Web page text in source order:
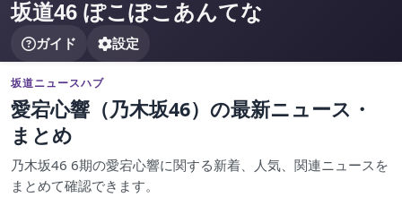
坂道46 ぽこぽこあんてな
ガイド 設定
坂道ニュースハブ
愛宕心響（乃木坂46）の最新ニュース・
まとめ
乃木坂46 6期の愛宕心響に関する新着、人気、関連ニュースを
まとめて確認できます。